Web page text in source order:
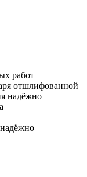
работ
отшлифованной
надёжно